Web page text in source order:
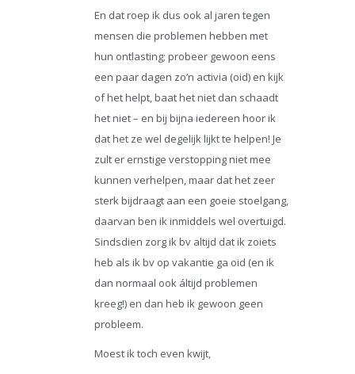
En dat roep ik dus ook al jaren tegen
mensen die problemen hebben met
hun ontlasting; probeer gewoon eens
een paar dagen zo’n activia (oid) en kijk
of het helpt, baat het niet dan schaadt
het niet – en bij bijna iedereen hoor ik
dat het ze wel degelijk lijkt te helpen! Je
zult er ernstige verstopping niet mee
kunnen verhelpen, maar dat het zeer
sterk bijdraagt aan een goeie stoelgang,
daarvan ben ik inmiddels wel overtuigd.
Sindsdien zorg ik bv altijd dat ik zoiets
heb als ik bv op vakantie ga oid (en ik
dan normaal ook áltijd problemen
kreeg!) en dan heb ik gewoon geen
probleem.
Moest ik toch even kwijt,